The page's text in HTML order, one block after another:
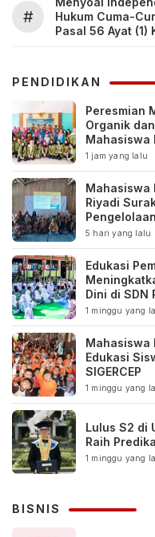
#
Hukum Cuma-
Pasal 56 Ayat (1)
PENDIDIKAN
Peresmian
Organik
Mahasiswa
Bojonegoro
1 jam yang lalu
Mahasiswa
Riyadi
5 hari yang lalu
Edukasi
Dini di SDN
1 minggu yang
Mahasiswa
Edukasi
SIGERCEP
1 minggu yang
Lulus S2 di
Raih
1 minggu yang
BISNIS